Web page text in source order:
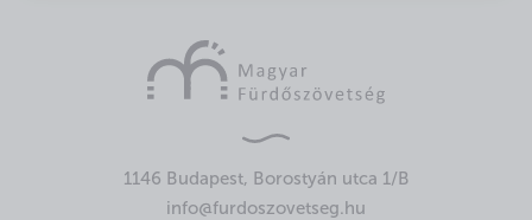
1146 Budapest, Borostyán utca 1/B
info@furdoszovetseg.hu